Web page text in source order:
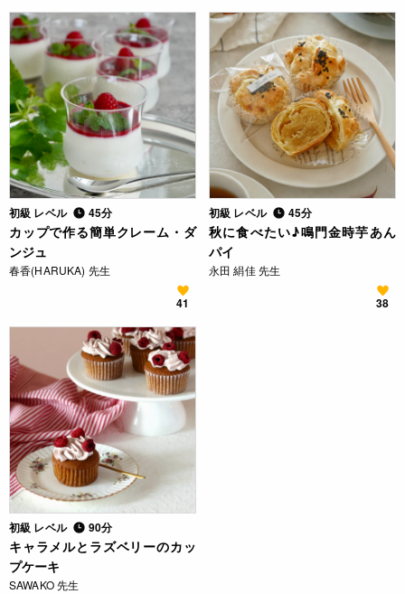
初級 レベル 45分
カップで作る簡単クレーム・ダ
ンジュ
春香(HARUKA) 先生
41
初級 レベル 45分
秋に食べたい♪鳴門金時芋あん
パイ
永田 絹佳 先生
38
初級 レベル 90分
キャラメルとラズベリーのカッ
プケーキ
SAWAKO 先生